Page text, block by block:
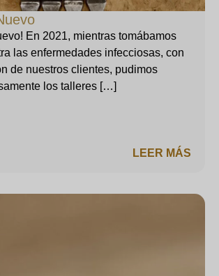
En 2021, mientras tomábamos
las enfermedades infecciosas, con
de nuestros clientes, pudimos
los talleres […]
LEER MÁS